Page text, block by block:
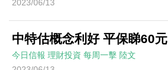
2023/06/13
中特估概念利好 平保睇60元
今日信報 理財投資 每周一擊 陸文